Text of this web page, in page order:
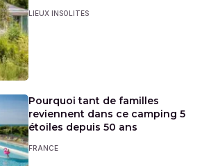
LIEUX INSOLITES
Pourquoi tant de familles
reviennent dans ce camping 5
étoiles depuis 50 ans
FRANCE